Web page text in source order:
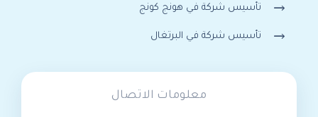
تأسيس شركة في هونج كونج
تأسيس شركة في البرتغال
معلومات الاتصال